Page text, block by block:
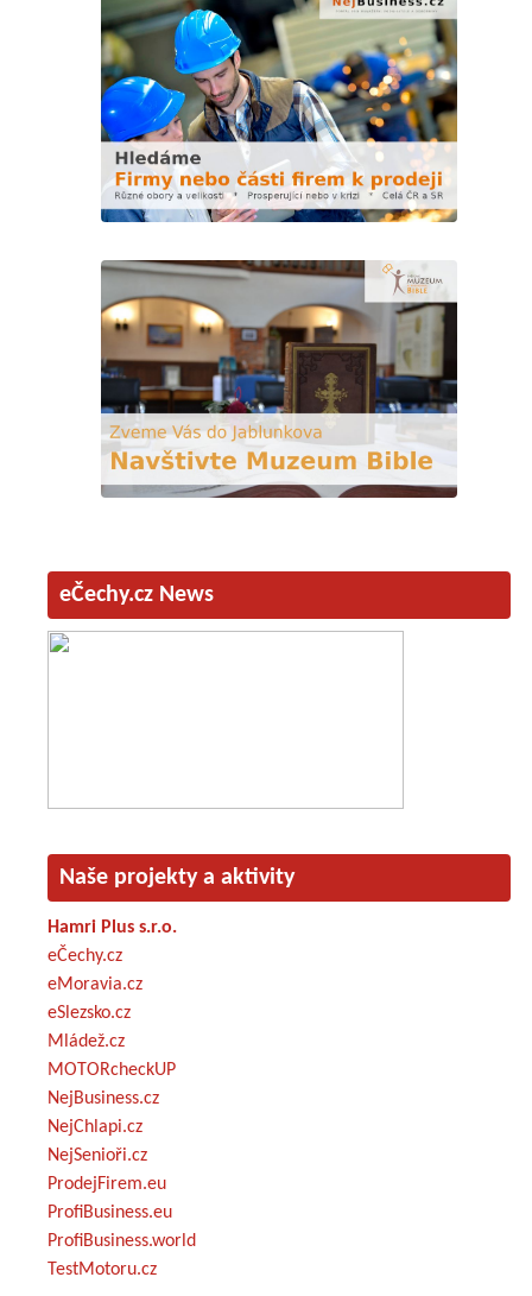
eČechy.cz News
Naše projekty a aktivity
Hamri Plus s.r.o.
eČechy.cz
eMoravia.cz
eSlezsko.cz
Mládež.cz
MOTORcheckUP
NejBusiness.cz
NejChlapi.cz
NejSenioři.cz
ProdejFirem.eu
ProfiBusiness.eu
ProfiBusiness.world
TestMotoru.cz